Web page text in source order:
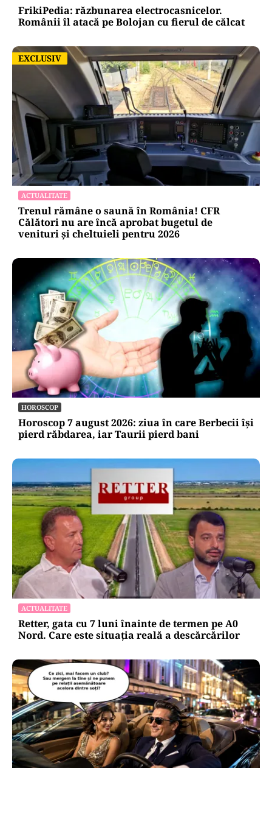
FrikiPedia: răzbunarea electrocasnicelor.
Românii îl atacă pe Bolojan cu fierul de călcat
EXCLUSIV
EXCLUSIV
ACTUALITATE
Trenul rămâne o saună în România! CFR
Călători nu are încă aprobat bugetul de
venituri și cheltuieli pentru 2026
HOROSCOP
Horoscop 7 august 2026: ziua în care Berbecii își
pierd răbdarea, iar Taurii pierd bani
ACTUALITATE
Retter, gata cu 7 luni înainte de termen pe A0
Nord. Care este situația reală a descărcărilor